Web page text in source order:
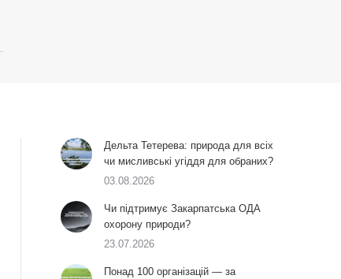
Дельта Тетерева: природа для всіх
чи мисливські угіддя для обраних?
03.08.2026
Чи підтримує Закарпатська ОДА
охорону природи?
23.07.2026
Понад 100 організацій — за